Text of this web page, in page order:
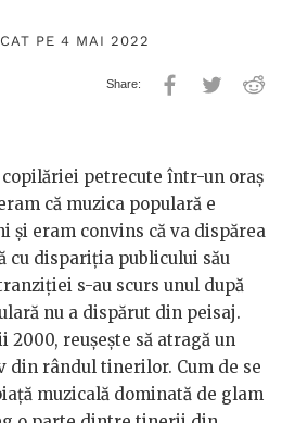
PE 4 MAI 2022
petrecute într-un oraș
că muzica populară e
și eram convins că va dispărea
cu dispariția publicului său
s-au scurs unul după
nu a dispărut din peisaj.
2000, reușește să atragă un
din rândul tinerilor. Cum de se
muzicală dominată de glam